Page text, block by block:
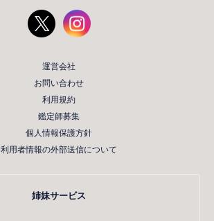
運営会社
お問い合わせ
利用規約
鑑定師募集
個人情報保護方針
利用者情報の外部送信について
姉妹サービス